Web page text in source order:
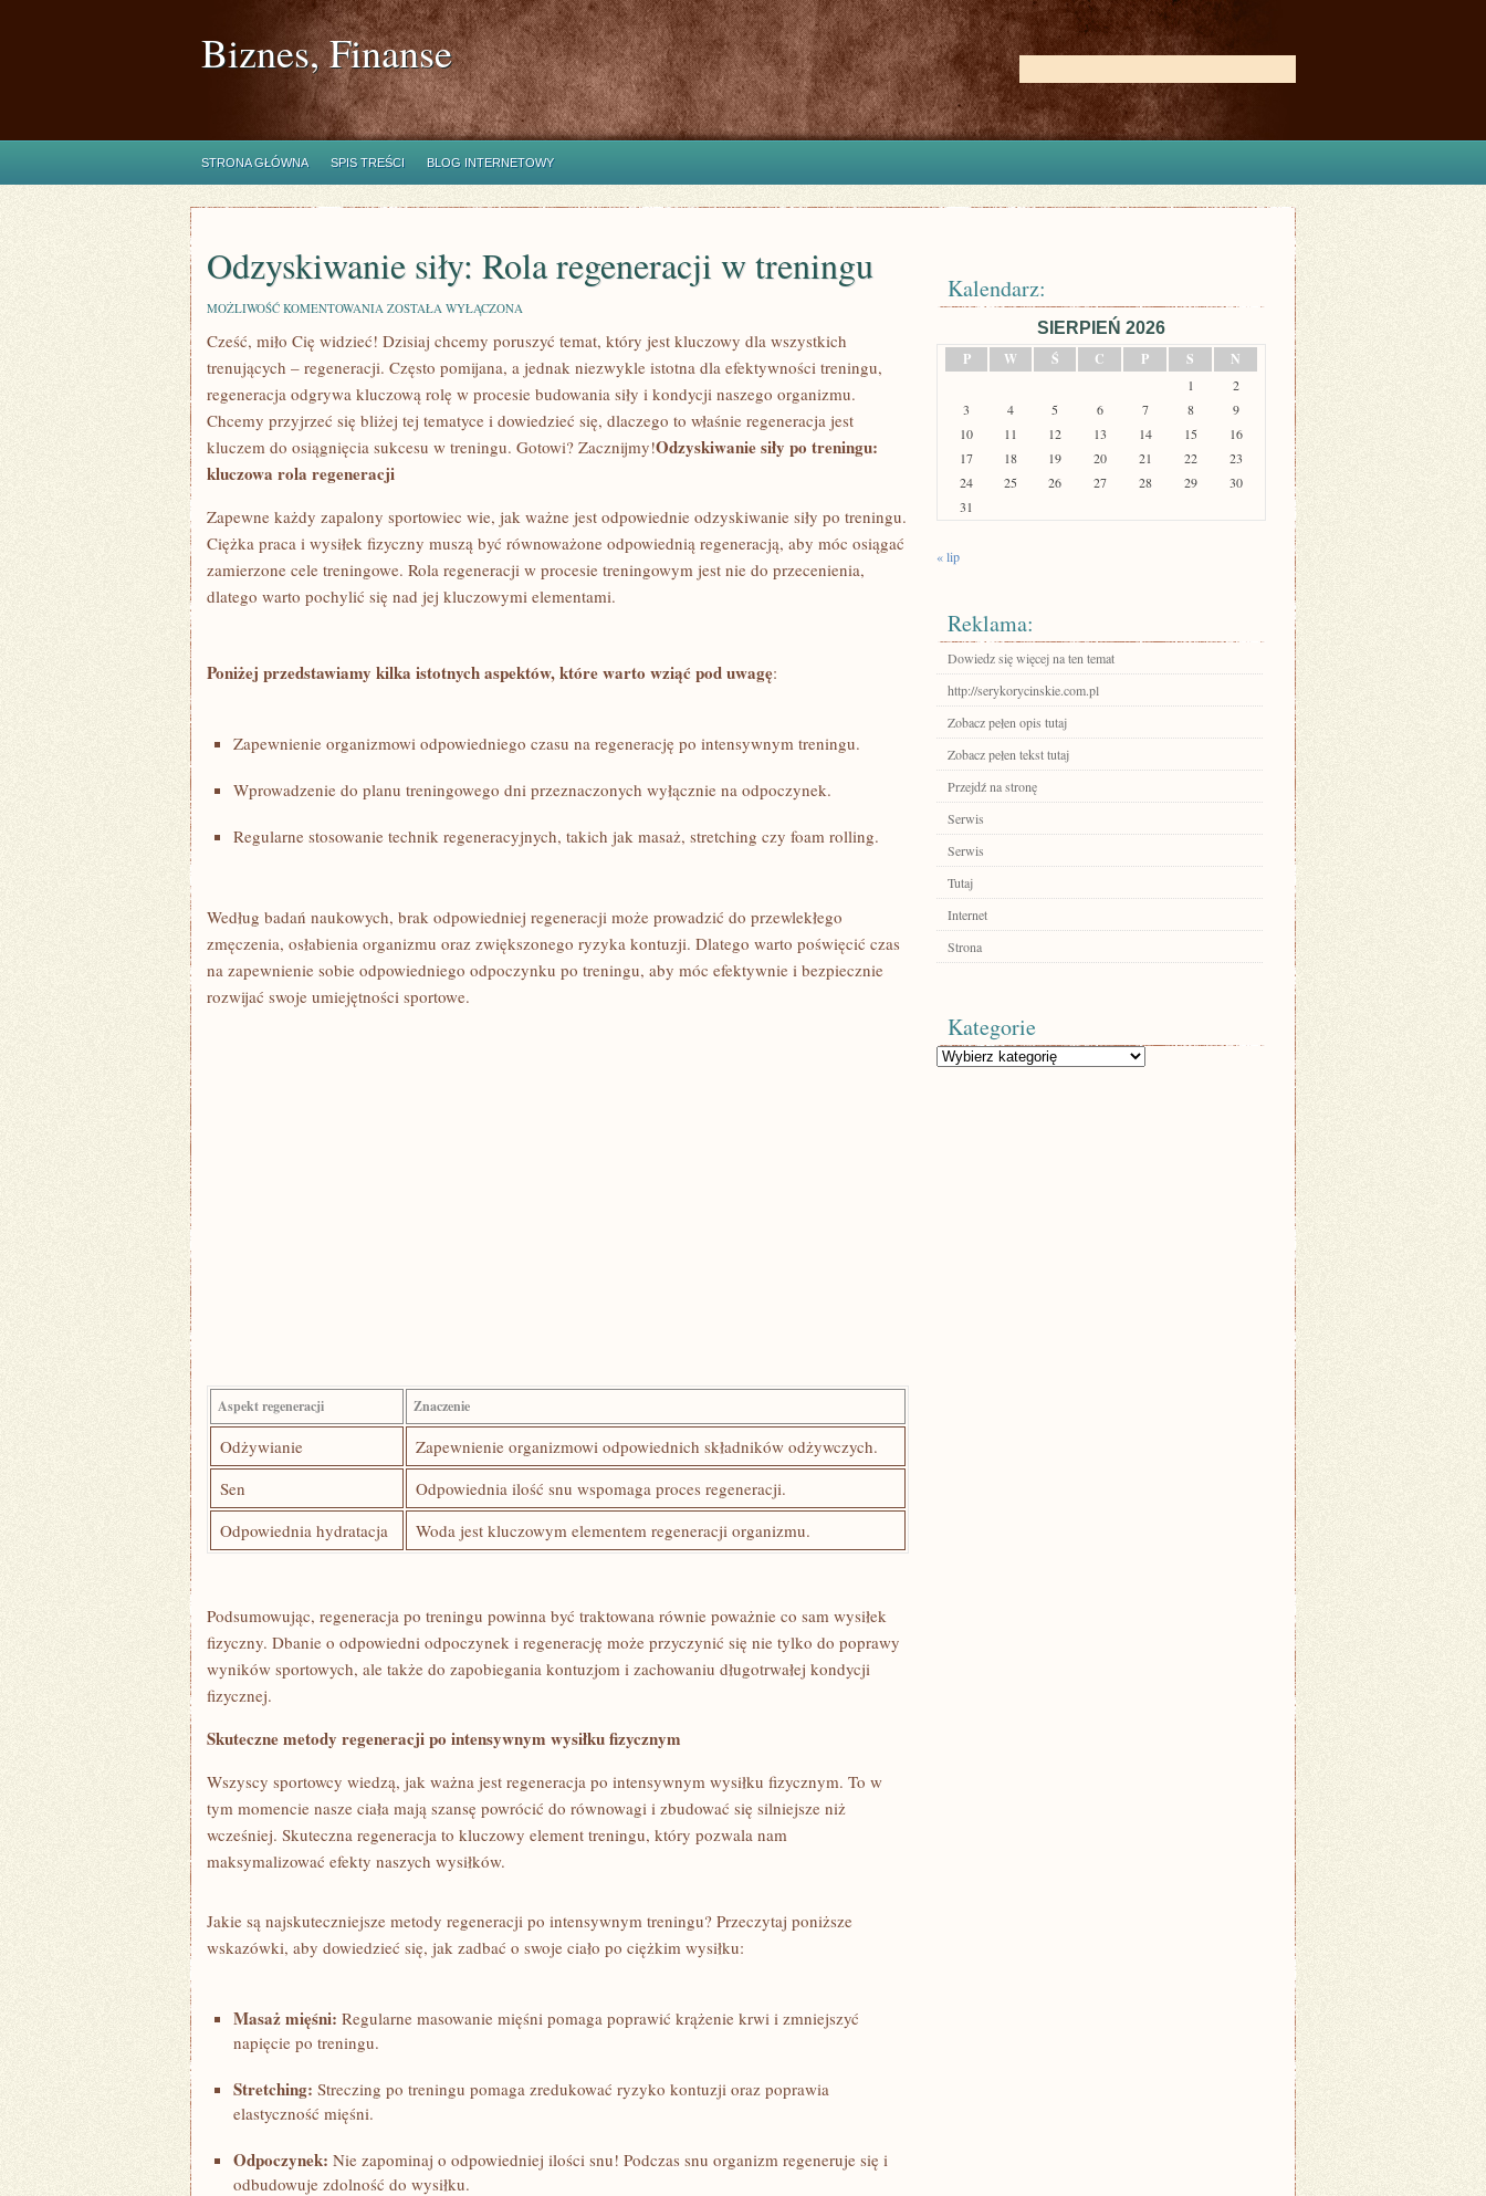
Biznes, Finanse
STRONA GŁÓWNA SPIS TREŚCI BLOG INTERNETOWY
Odzyskiwanie siły: Rola regeneracji w treningu
MOŻLIWOŚĆ KOMENTOWANIA ODZYSKIWANIE
ROLA
REGENERACJI
W
TRENINGU
ZOSTAŁA WYŁĄCZONA
Cześć,‍ miło Cię widzieć! Dzisiaj chcemy poruszyć temat, który jest kluczowy dla wszystkich
trenujących – regeneracji. Często pomijana, a jednak niezwykle istotna dla efektywności treningu,
regeneracja odgrywa kluczową rolę w procesie budowania siły i kondycji naszego organizmu.
Chcemy przyjrzeć się bliżej tej tematyce i dowiedzieć się, dlaczego to właśnie regeneracja jest
kluczem do osiągnięcia sukcesu​ w treningu. Gotowi? Zacznijmy!Odzyskiwanie siły po treningu:
kluczowa rola regeneracji
Zapewne każdy zapalony sportowiec wie, jak ważne jest odpowiednie odzyskiwanie siły po treningu.
Ciężka praca i wysiłek fizyczny muszą być równoważone odpowiednią regeneracją, aby móc osiągać
zamierzone cele treningowe. Rola regeneracji w procesie treningowym jest nie do przecenienia,
dlatego warto pochylić się nad jej kluczowymi elementami.
Poniżej przedstawiamy kilka istotnych aspektów, które warto wziąć pod uwagę:
Zapewnienie organizmowi odpowiedniego czasu na regenerację po‌ intensywnym treningu.
Wprowadzenie do planu treningowego dni przeznaczonych wyłącznie na odpoczynek.
Regularne stosowanie ⁤technik regeneracyjnych, takich jak masaż, stretching czy foam rolling.
Według badań naukowych, brak odpowiedniej regeneracji może prowadzić do przewlekłego
zmęczenia, osłabienia‍ organizmu oraz zwiększonego⁢ ryzyka kontuzji. Dlatego warto poświęcić czas
na zapewnienie sobie odpowiedniego odpoczynku po treningu, aby ⁣móc‍ efektywnie i ‍bezpiecznie
rozwijać swoje umiejętności sportowe.
Aspekt regeneracji Znaczenie
Odżywianie
Zapewnienie organizmowi odpowiednich składników odżywczych.
Sen
Odpowiednia ilość snu wspomaga proces regeneracji.
Odpowiednia hydratacja
Woda jest kluczowym elementem regeneracji organizmu.
Podsumowując, regeneracja po treningu powinna być traktowana‌ równie poważnie co sam wysiłek
⁣fizyczny.​ Dbanie o odpowiedni odpoczynek i regenerację ⁣może przyczynić się nie tylko do poprawy
wyników⁢ sportowych, ale także do zapobiegania kontuzjom i ⁤zachowaniu długotrwałej kondycji
fizycznej.
Skuteczne metody regeneracji⁤ po intensywnym wysiłku fizycznym
Wszyscy sportowcy wiedzą, jak ważna jest regeneracja po intensywnym ‍wysiłku fizycznym. To w‌
tym momencie nasze ciała mają szansę powrócić do równowagi i zbudować ​się silniejsze niż
wcześniej. Skuteczna regeneracja to kluczowy element treningu, który ⁣pozwala nam
maksymalizować efekty naszych⁤ wysiłków.
Jakie są najskuteczniejsze metody⁤ regeneracji po intensywnym treningu? Przeczytaj poniższe
wskazówki, aby dowiedzieć się, jak zadbać o swoje ciało po ciężkim​ wysiłku:
Masaż ‌mięśni: Regularne masowanie mięśni⁤ pomaga poprawić krążenie krwi i zmniejszyć
⁤napięcie po treningu.
Stretching: Streczing po treningu pomaga zredukować⁤ ryzyko kontuzji oraz poprawia ​
elastyczność mięśni.
Odpoczynek: Nie zapominaj o odpowiedniej ilości snu! Podczas snu organizm ⁤regeneruje się i
odbudowuje zdolność do wysiłku.
Kalendarz:
SIERPIEŃ 2026
P
W Ś C P S N
1
2
3
4 5 6 7 8
9
10
11 12 13 14 15
16
17
18 19 20 21 22
23
24
25 26 27 28 29
30
31
« lip
Reklama:
Dowiedz się więcej na ten temat
http://serykorycinskie.com.pl
Zobacz pełen opis tutaj
Zobacz pełen tekst tutaj
Przejdź na stronę
Serwis
Serwis
Tutaj
Internet
Strona
Kategorie
Kategorie